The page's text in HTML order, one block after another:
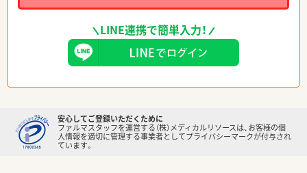
LINE連携で簡単入力！
安心してご登録いただくために
ファルマスタッフを運営する（株）メディカルリソースは、お客様の個
人情報を適切に管理する事業者としてプライバシーマークが付与され
ています。